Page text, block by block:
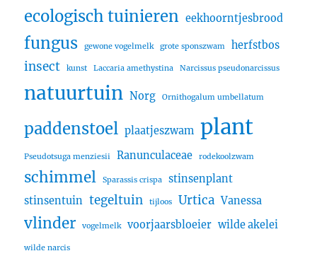
ecologisch tuinieren eekhoorntjesbrood
fungus gewone vogelmelk grote sponszwam herfstbos
insect kunst Laccaria amethystina Narcissus pseudonarcissus
natuurtuin Norg Ornithogalum umbellatum
paddenstoel plaatjeszwam plant
Pseudotsuga menziesii Ranunculaceae rodekoolzwam
schimmel Sparassis crispa
stinsenplant
stinsentuin tegeltuin tijloos Urtica Vanessa
vlinder vogelmelk voorjaarsbloeier wilde akelei
wilde narcis